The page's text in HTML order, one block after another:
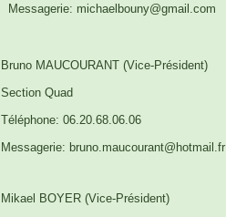
Messagerie: michaelbouny@gmail.com
Bruno MAUCOURANT (Vice-Président)
Section Quad
Téléphone: 06.20.68.06.06
Messagerie: bruno.maucourant@hotmail.fr
Mikael BOYER (Vice-Président)